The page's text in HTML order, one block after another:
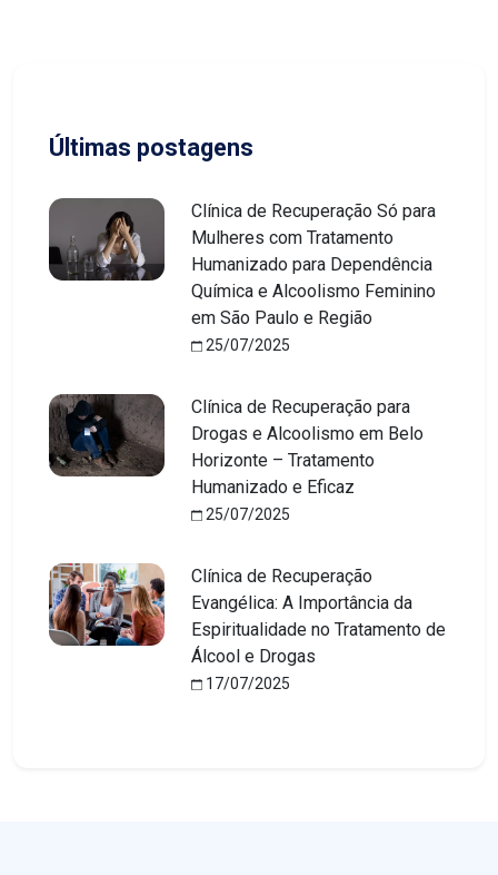
Últimas postagens
Clínica de Recuperação Só para
Mulheres com Tratamento
Humanizado para Dependência
Química e Alcoolismo Feminino
em São Paulo e Região
25/07/2025
Clínica de Recuperação para
Drogas e Alcoolismo em Belo
Horizonte – Tratamento
Humanizado e Eficaz
25/07/2025
Clínica de Recuperação
Evangélica: A Importância da
Espiritualidade no Tratamento de
Álcool e Drogas
17/07/2025